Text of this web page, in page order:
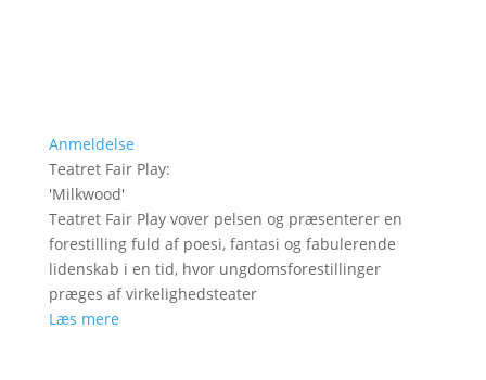
Anmeldelse
Teatret Fair Play:
'Milkwood'
Teatret Fair Play vover pelsen og præsenterer en
forestilling fuld af poesi, fantasi og fabulerende
lidenskab i en tid, hvor ungdomsforestillinger
præges af virkelighedsteater
Læs mere